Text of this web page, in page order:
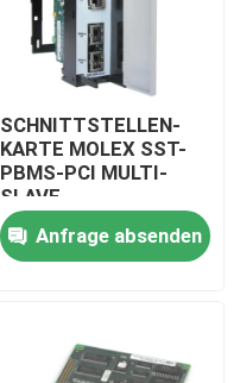
SCHNITTSTELLEN-
KARTE MOLEX SST-
PBMS-PCI MULTI-
SLAVE
Anfrage absenden